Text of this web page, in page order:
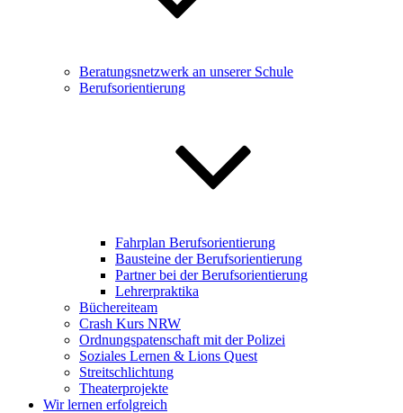
Beratungsnetzwerk an unserer Schule
Berufsorientierung
Fahrplan Berufsorientierung
Bausteine der Berufsorientierung
Partner bei der Berufsorientierung
Lehrerpraktika
Büchereiteam
Crash Kurs NRW
Ordnungspatenschaft mit der Polizei
Soziales Lernen & Lions Quest
Streitschlichtung
Theaterprojekte
Wir lernen erfolgreich